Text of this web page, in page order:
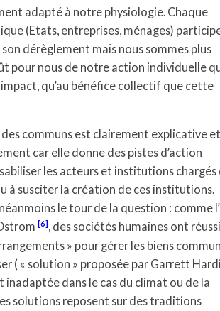
adapté à notre physiologie. Chaque
(Etats, entreprises, ménages)
son dérèglement mais nous sommes plus
pour nous de notre action individuelle
qu’au bénéfice collectif que cette
communs est clairement explicative et
car elle donne des pistes d’action
les acteurs et institutions chargés
à susciter la création de ces institutions.
le tour de la question : comme
[6] , des sociétés humaines ont
» pour gérer les biens
( « solution » proposée par Garrett
inadaptée dans le cas du climat ou de la
solutions reposent sur des traditions